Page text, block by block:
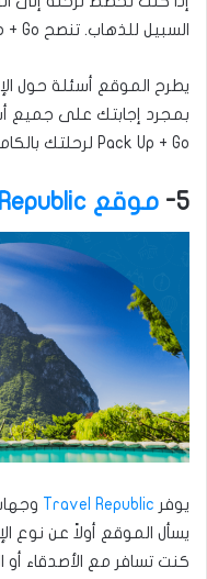
السبيل للذهاب. تنصح Pack Up + Go بالوجهات الأمريكية فقط.
يطرح الموقع أسئلة حول
بمجرد إجابتك على جميع
Pack Up + Go لرحلتك بالكامل.
5- موقع Travel Republic
يوفر Travel Republic
يسأل الموقع أولاً عن نوع
كنت تسافر مع الأصدقاء أو